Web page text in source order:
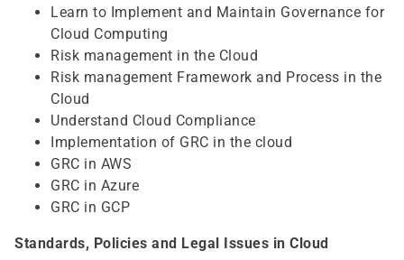
Learn to Implement and Maintain Governance for
Cloud Computing
Risk management in the Cloud
Risk management Framework and Process in the
Cloud
Understand Cloud Compliance
Implementation of GRC in the cloud
GRC in AWS
GRC in Azure
GRC in GCP
Standards, Policies and Legal Issues in Cloud